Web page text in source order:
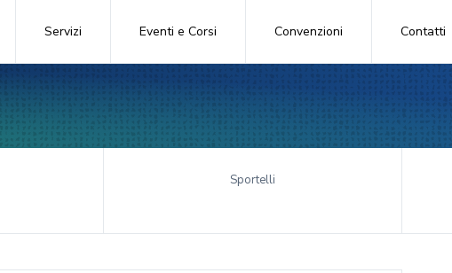
Servizi Eventi e Corsi Convenzioni Contatti
Sportelli